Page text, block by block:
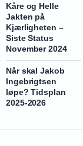
Kåre og Helle
Jakten på
Kjærligheten –
Siste Status
November 2024
Når skal Jakob
Ingebrigtsen
løpe? Tidsplan
2025-2026